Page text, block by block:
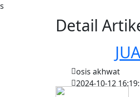
s
Detail
osis akhwat
2024-10-12